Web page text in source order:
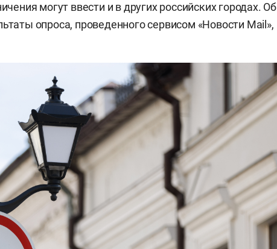
могут ввести и в других российских городах. Об
опроса, проведенного сервисом «Новости Mail»,